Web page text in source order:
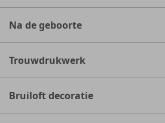
Na de geboorte
Trouwdrukwerk
Bruiloft decoratie